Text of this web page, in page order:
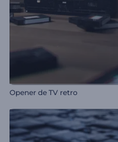
Opener de TV retro